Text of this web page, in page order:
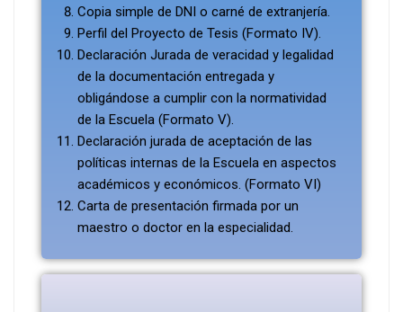
Copia simple de DNI o carné de extranjería.
Perfil del Proyecto de Tesis (Formato IV).
Declaración Jurada de veracidad y legalidad
de la documentación entregada y
obligándose a cumplir con la normatividad
de la Escuela (Formato V).
Declaración jurada de aceptación de las
políticas internas de la Escuela en aspectos
académicos y económicos. (Formato VI)
Carta de presentación firmada por un
maestro o doctor en la especialidad.